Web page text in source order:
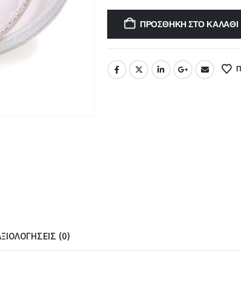
ΠΡΟΣΘΉΚΗ ΣΤΟ ΚΑΛΆΘΙ
(0)